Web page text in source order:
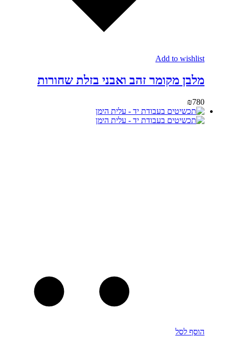
Add to wishlist
מלבן מקומר זהב ואבני בזלת שחורות
₪780
הוסף לסל